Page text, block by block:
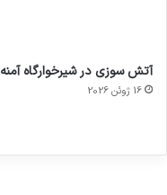
آتش سوزی در شیرخوارگاه آمنه
16 ژوئن 2026
برای
کشف
توسط
مجازی
…